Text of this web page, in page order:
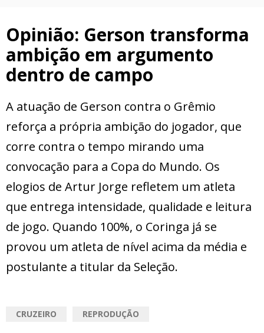
Opinião: Gerson transforma
ambição em argumento
dentro de campo
A atuação de Gerson contra o Grêmio
reforça a própria ambição do jogador, que
corre contra o tempo mirando uma
convocação para a Copa do Mundo. Os
elogios de Artur Jorge refletem um atleta
que entrega intensidade, qualidade e leitura
de jogo. Quando 100%, o Coringa já se
provou um atleta de nível acima da média e
postulante a titular da Seleção.
CRUZEIRO REPRODUÇÃO